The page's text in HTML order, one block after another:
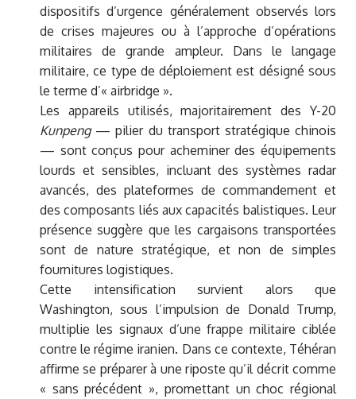
dispositifs d’urgence généralement observés lors
de crises majeures ou à l’approche d’opérations
militaires de grande ampleur. Dans le langage
militaire, ce type de déploiement est désigné sous
le terme d’« airbridge ».
Les appareils utilisés, majoritairement des Y-20
Kunpeng— pilier du transport stratégique chinois
— sont conçus pour acheminer des équipements
lourds et sensibles, incluant des systèmes radar
avancés, des plateformes de commandement et
des composants liés aux capacités balistiques. Leur
présence suggère que les cargaisons transportées
sont de nature stratégique, et non de simples
fournitures logistiques.
Cette intensification survient alors que
Washington, sous l’impulsion de Donald Trump,
multiplie les signaux d’une frappe militaire ciblée
contre le régime iranien. Dans ce contexte, Téhéran
affirme se préparer à une riposte qu’il décrit comme
« sans précédent », promettant un choc régional